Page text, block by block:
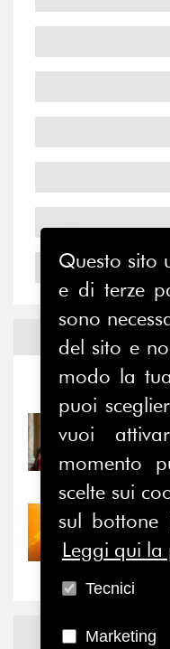
31/07/2026
Prima
il valore
30/07/2026
Nove
“grande
Questo sito
e di terze
sono
del sito e
modo la
puoi
vuoi
momento
scelte sui
sul bottone
Leggi qui la
Tecnici
Marketing